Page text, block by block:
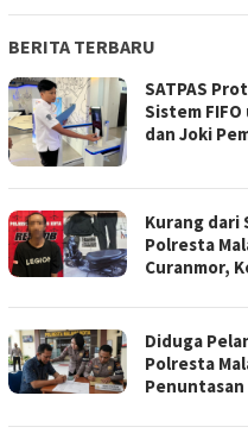
BERITA TERBARU
SATPAS
Sistem
dan Joki
Kurang dari
Polresta
Curanmor,
Diduga
Polresta